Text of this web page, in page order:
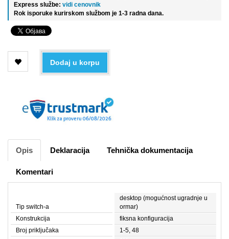
Express službe: vidi cenovnik
Rok isporuke kurirskom službom je 1-3 radna dana.
Dodaj u korpu
Opis Deklaracija Tehnička dokumentacija
Komentari
Tip switch-a
desktop (mogućnost ugradnje u
ormar)
Konstrukcija
fiksna konfiguracija
Broj priključaka
1-5, 48